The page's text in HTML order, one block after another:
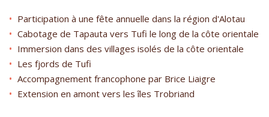
Participation à une fête annuelle dans la région d'Alotau
Cabotage de Tapauta vers Tufi le long de la côte orientale
Immersion dans des villages isolés de la côte orientale
Les fjords de Tufi
Accompagnement francophone par Brice Liaigre
Extension en amont vers les îles Trobriand